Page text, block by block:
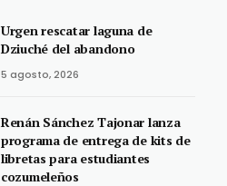
Urgen rescatar laguna de
Dziuché del abandono
5 agosto, 2026
Renán Sánchez Tajonar lanza
programa de entrega de kits de
libretas para estudiantes
cozumeleños